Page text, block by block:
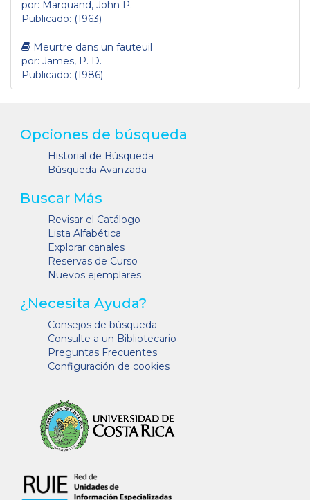
por: Marquand, John P.
Publicado: (1963)
Meurtre dans un fauteuil
por: James, P. D.
Publicado: (1986)
Opciones de búsqueda
Historial de Búsqueda
Búsqueda Avanzada
Buscar Más
Revisar el Catálogo
Lista Alfabética
Explorar canales
Reservas de Curso
Nuevos ejemplares
¿Necesita Ayuda?
Consejos de búsqueda
Consulte a un Bibliotecario
Preguntas Frecuentes
Configuración de cookies